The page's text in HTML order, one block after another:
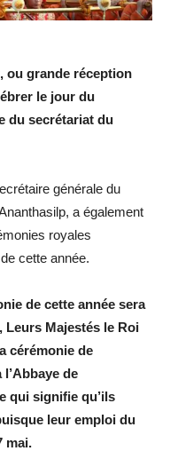
ou grande réception
le jour du
du secrétariat du
générale du
a également
royales
cette année.
de cette année sera
Leurs Majestés le Roi
cérémonie de
de
qui signifie qu’ils
leur emploi du
mai.